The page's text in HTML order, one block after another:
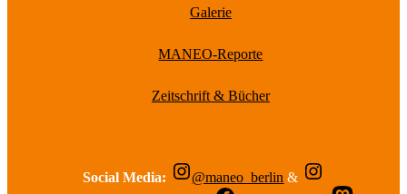
Galerie
MANEO-Reporte
Zeitschrift & Bücher
Social Media: @maneo_berlin &